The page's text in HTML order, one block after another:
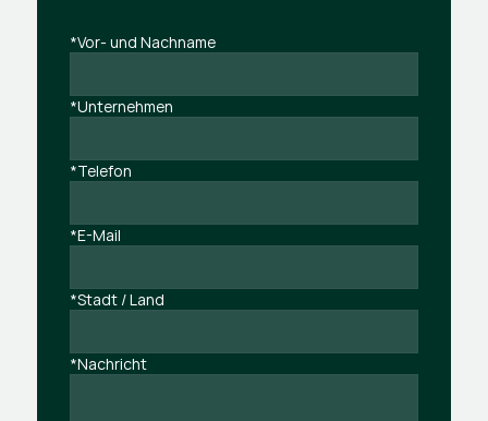
*Vor- und Nachname
*Unternehmen
*Telefon
*E-Mail
*Stadt / Land
*Nachricht